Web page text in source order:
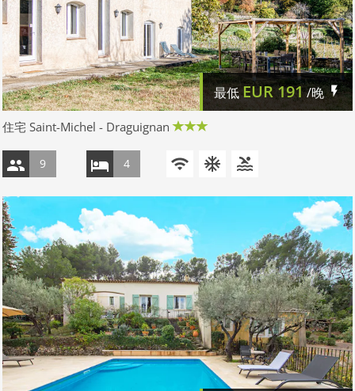
最低EUR191/晚
住宅 Saint-Michel - Draguignan
9 4